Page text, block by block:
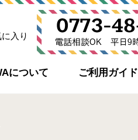
入り
について ご利用ガイド